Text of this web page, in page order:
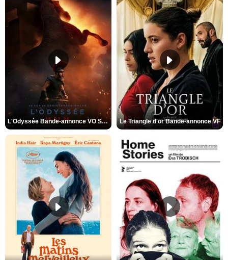
L'Odyssée Bande-annonce VO STFR Le Triangle d'or Bande-annonce VF